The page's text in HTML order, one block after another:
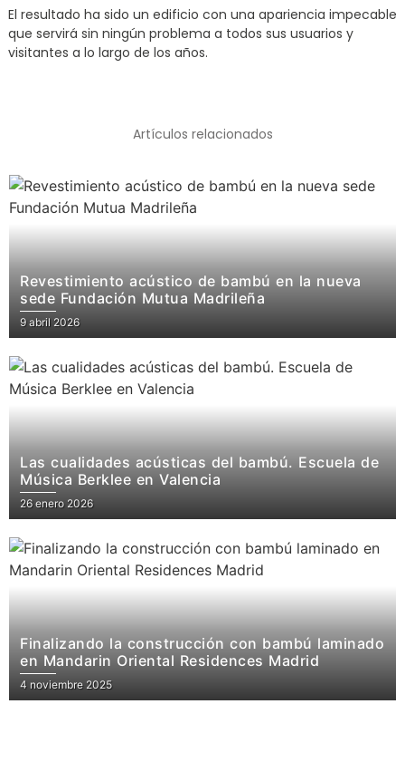
El resultado ha sido un edificio con una apariencia impecable
que servirá sin ningún problema a todos sus usuarios y
visitantes a lo largo de los años.
Artículos relacionados
Revestimiento acústico de bambú en la nueva
sede Fundación Mutua Madrileña
9 abril 2026
Las cualidades acústicas del bambú. Escuela de
Música Berklee en Valencia
26 enero 2026
Finalizando la construcción con bambú laminado
en Mandarin Oriental Residences Madrid
4 noviembre 2025